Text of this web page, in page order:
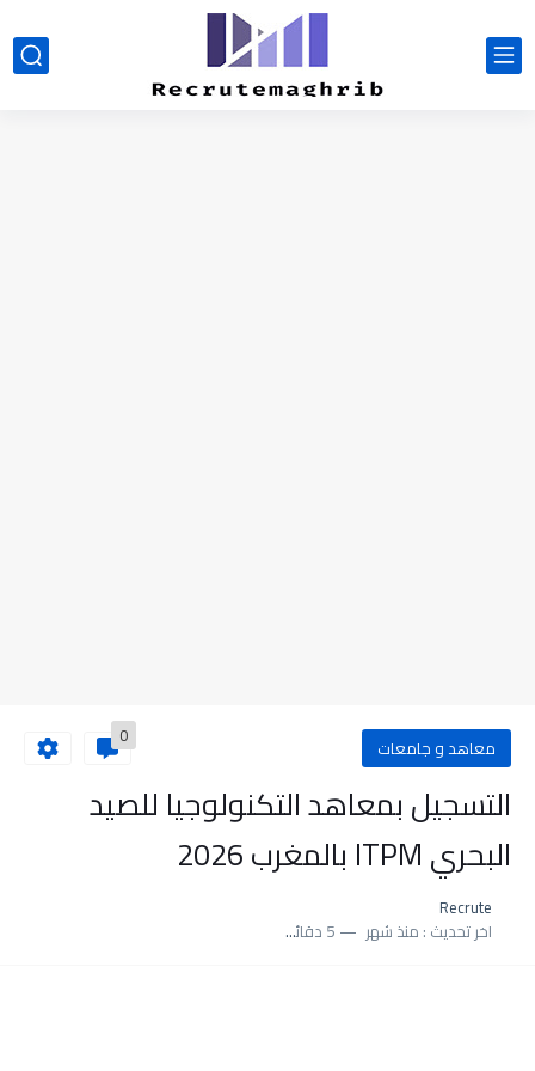
معاهد و جامعات 0
التسجيل بمعاهد التكنولوجيا للصيد
البحري ITPM بالمغرب 2026
Recrute
اخر تحديث : منذ شهر 5 دقائق للقراءة